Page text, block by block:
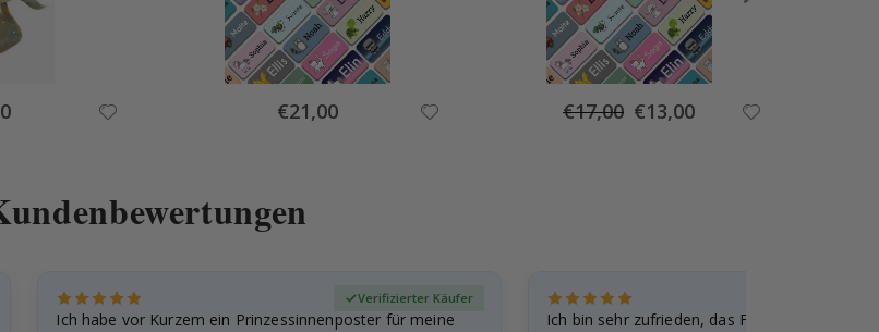
Special
Price
€21,00 €17,00 Special
Price
€13,00
Ich habe vor Kurzem ein Prinzessinnenposter für meine
Verifizierter Käufer
Ich bin sehr zufrieden, das Foto ist toll